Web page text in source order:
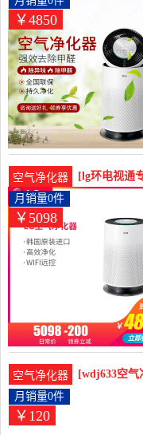
￥4850
空气净化器
[lg环电视通
韩国进口空
￥5098
月销量0件
空气净化器
[wdj633空
化器核心月
￥120
月销量0件